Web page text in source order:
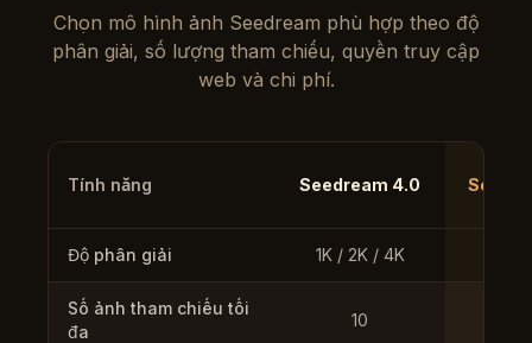
Chọn mô hình ảnh Seedream phù hợp theo độ
phân giải, số lượng tham chiếu, quyền truy cập
web và chi phí.
Tính năng Seedream 4.0
Độ phân giải 1K / 2K / 4K
Số ảnh tham chiếu tối
đa
10